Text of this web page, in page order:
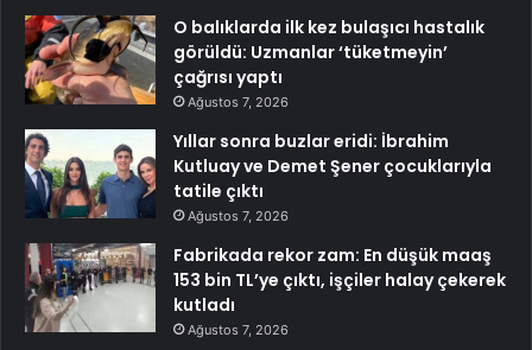
O balıklarda ilk kez bulaşıcı hastalık
görüldü: Uzmanlar ‘tüketmeyin’
çağrısı yaptı
Ağustos 7, 2026
Yıllar sonra buzlar eridi: İbrahim
Kutluay ve Demet Şener çocuklarıyla
tatile çıktı
Ağustos 7, 2026
Fabrikada rekor zam: En düşük maaş
153 bin TL’ye çıktı, işçiler halay çekerek
kutladı
Ağustos 7, 2026